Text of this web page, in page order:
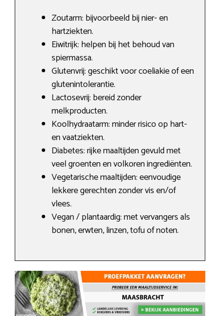
Zoutarm: bijvoorbeeld bij nier- en
hartziekten.
Eiwitrijk: helpen bij het behoud van
spiermassa.
Glutenvrij: geschikt voor coeliakie of een
glutenintolerantie.
Lactosevrij: bereid zonder
melkproducten.
Koolhydraatarm: minder risico op hart-
en vaatziekten.
Diabetes: rijke maaltijden gevuld met
veel groenten en volkoren ingrediënten.
Vegetarische maaltijden: eenvoudige
lekkere gerechten zonder vis en/of
vlees.
Vegan / plantaardig: met vervangers als
bonen, erwten, linzen, tofu of noten.